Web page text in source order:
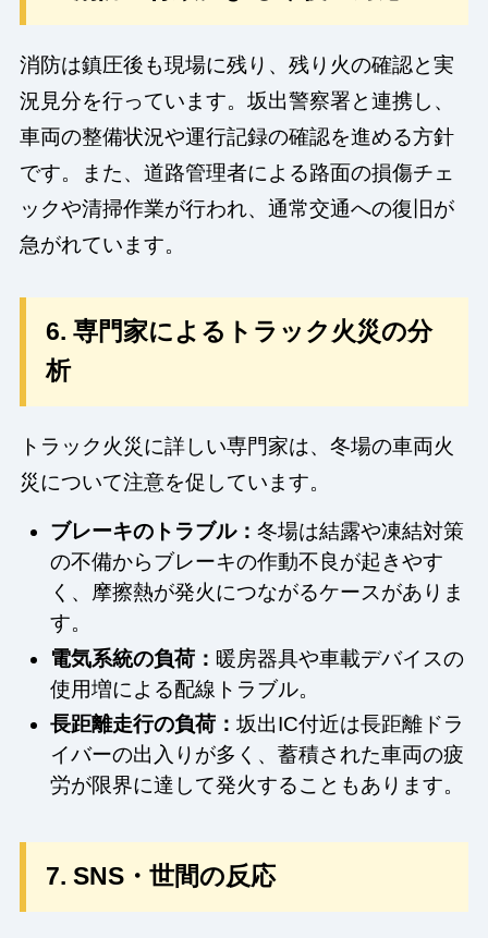
消防は鎮圧後も現場に残り、残り火の確認と実
況見分を行っています。坂出警察署と連携し、
車両の整備状況や運行記録の確認を進める方針
です。また、道路管理者による路面の損傷チェ
ックや清掃作業が行われ、通常交通への復旧が
急がれています。
6. 専門家によるトラック火災の分
析
トラック火災に詳しい専門家は、冬場の車両火
災について注意を促しています。
ブレーキのトラブル：冬場は結露や凍結対策
の不備からブレーキの作動不良が起きやす
く、摩擦熱が発火につながるケースがありま
す。
電気系統の負荷： 暖房器具や車載デバイスの
使用増による配線トラブル。
長距離走行の負荷：坂出IC付近は長距離ドラ
イバーの出入りが多く、蓄積された車両の疲
労が限界に達して発火することもあります。
7. SNS・世間の反応